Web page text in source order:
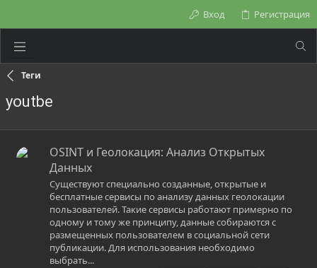
Вход Регистрация
Теги
youtbe
OSINT и Геолокация: Анализ Открытых
Данных
Существуют специально созданные, открытые и
бесплатные сервисы по анализу данных геолокации
пользователей. Такие сервисы работают примерно по
одному и тому же принципу, данные собираются с
размещенных пользователем в социальной сети
публикации. Для использования необходимо
выбрать...